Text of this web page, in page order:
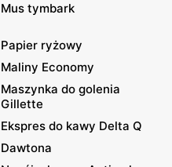
Mus tymbark
Papier ryżowy
Maliny Economy
Maszynka do golenia
Gillette
Ekspres do kawy Delta Q
Dawtona